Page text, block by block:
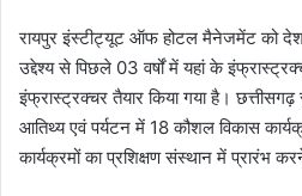
रायपुर इंस्टीट्यूट ऑफ होटल मैनेजमेंट को
उद्देश्य से पिछले 03 वर्षों में यहां के
इंफ्रास्ट्रक्चर तैयार किया गया है। छत्तीसगढ़
आतिथ्य एवं पर्यटन में 18 कौशल विकास
कार्यक्रमों का प्रशिक्षण संस्थान में प्रारंभ